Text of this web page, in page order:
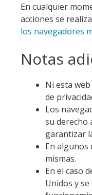
En cualquier
acciones se
los navegadores
Notas
Ni esta
de
Los
su derecho
garantizar
En algunos
mismas.
En el caso
Unidos y